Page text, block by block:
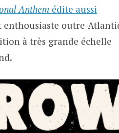
Anthem édite aussi
enthousiaste outre-
à très grande échelle